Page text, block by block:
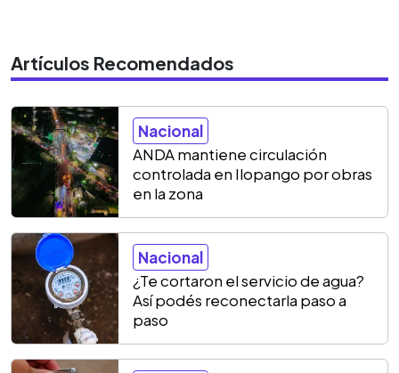
Artículos Recomendados
Nacional
ANDA mantiene circulación
controlada en Ilopango por obras
en la zona
Nacional
¿Te cortaron el servicio de agua?
Así podés reconectarla paso a
paso